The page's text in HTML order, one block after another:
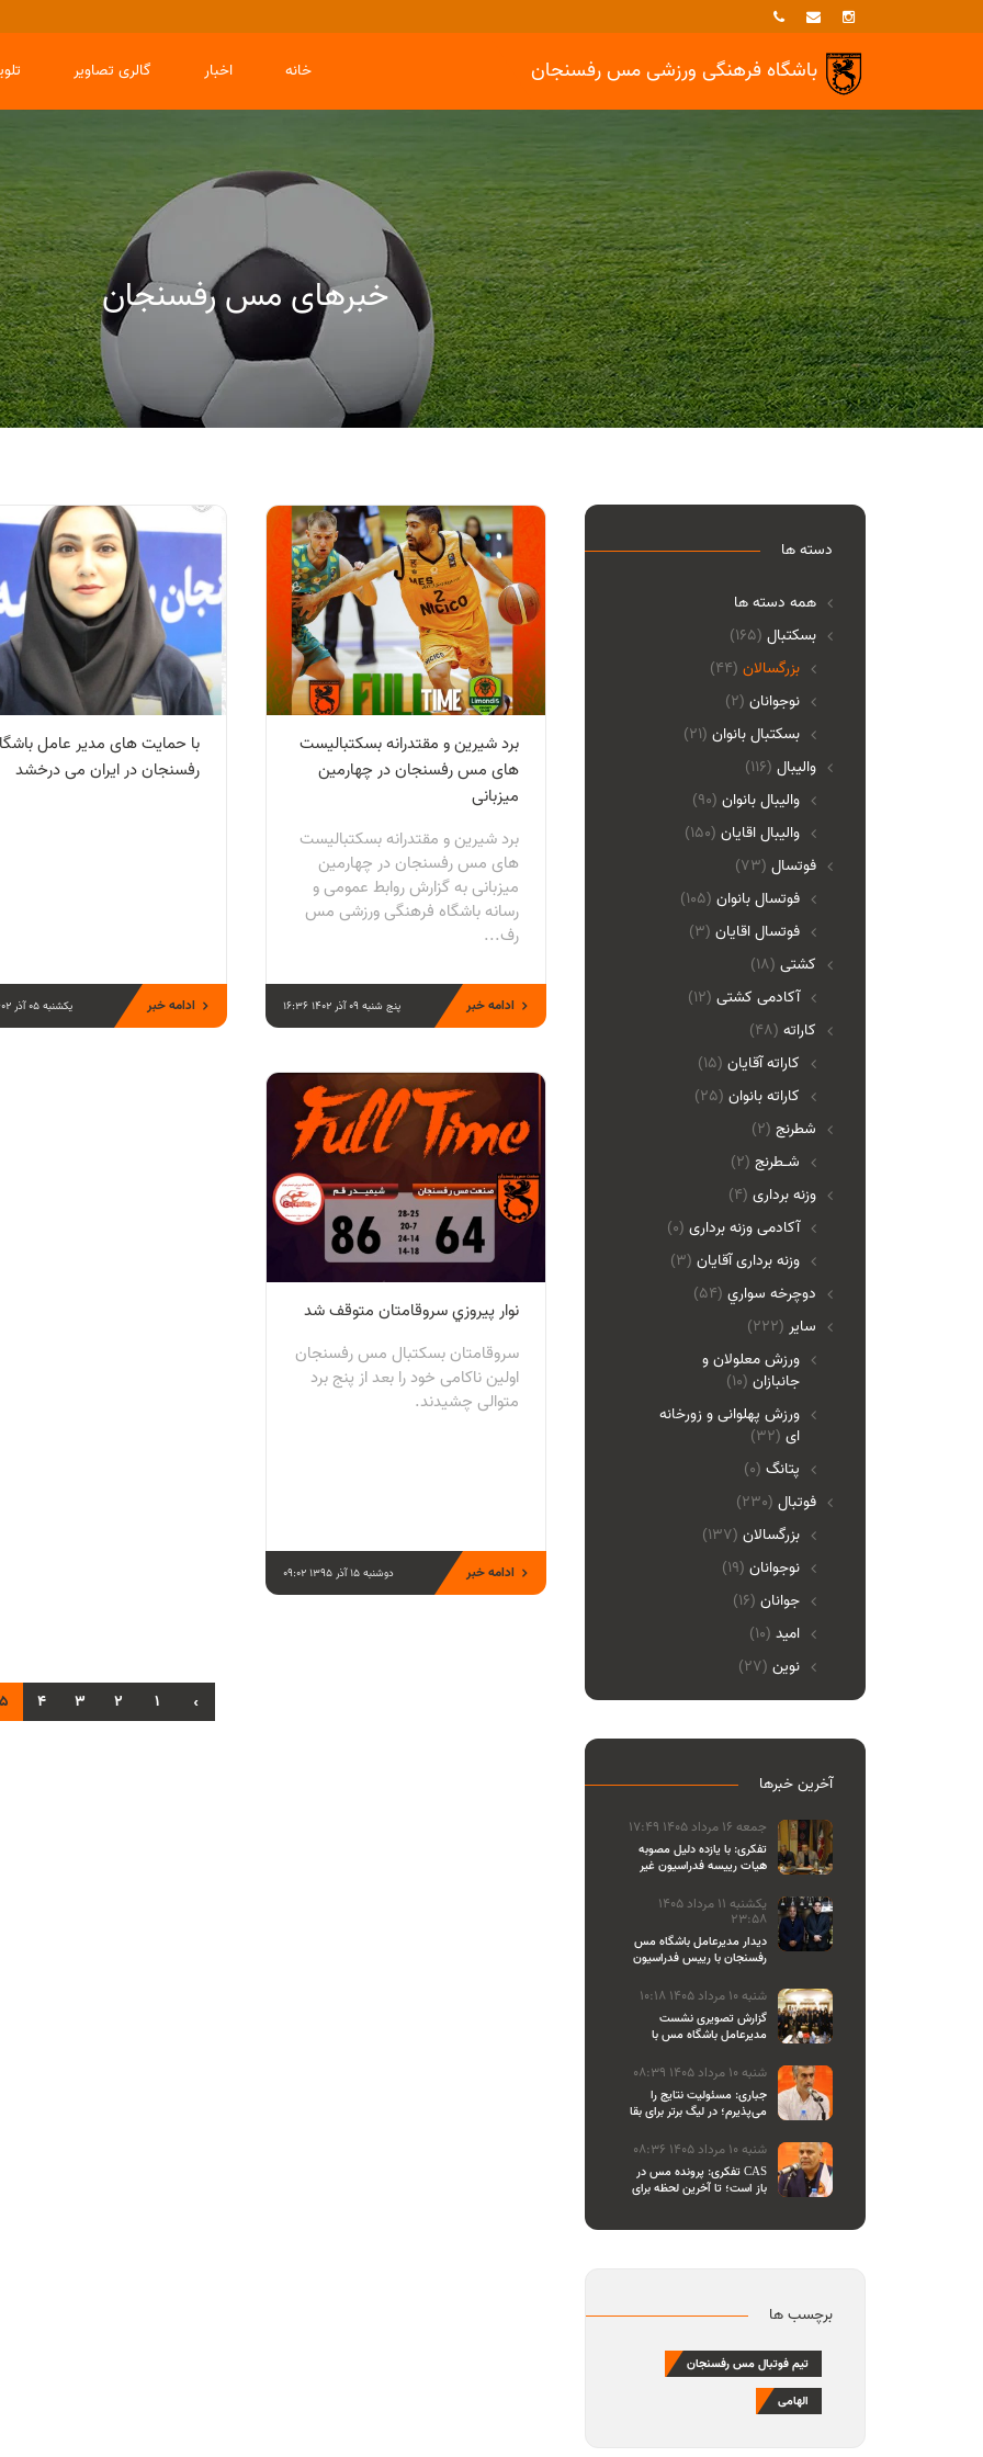
باشگاه فرهنگی ورزشیمس رفسنجان گالری تصاویر اخبار خانه
خبرهای مس رفسنجان
خبرها بزرگسالان
برد شیرین و مقتدرانه بسکتبالیست
های مس رفسنجان در چهارمین
میزبانی
برد شیرین و مقتدرانه بسکتبالیست
های مس رفسنجان در چهارمین
میزبانی به گزارش روابط عمومی و
رسانه باشگاه فرهنگی ورزشی مس
رف...
پنج شنبه 09 آذر 1402 16:36 ادامه خبر
با حمایت های مدیر عامل
رفسنجان در ایران می درخشد
یکشنبه 05 آذر 1402 13:22 ادامه خبر
نوار پيروزي سروقامتان متوقف شد
سروقامتان بسكتبال مس رفسنجان
اولين ناكامی خود را بعد از پنج برد
متوالی چشيدند.
دوشنبه 15 آذر 1395 09:02 ادامه خبر
‹
1
2
3
4
دسته ها
همه دسته ها
(165) بسکتبال
بزرگسالان (44)
نوجوانان (2)
بسکتبال بانوان (21)
(116) والیبال
واليبال بانوان (90)
واليبال اقايان (150)
(73) فوتسال
فوتسال بانوان (105)
فوتسال اقايان (3)
(18) کشتی
آکادمی کشتی (12)
(48) کاراته
کاراته آقایان (15)
کاراته بانوان (25)
(2) شطرنج
شـطرنج (2)
(4) وزنه برداری
آکادمی وزنه برداری (0)
وزنه برداری آقایان (3)
(54) دوچرخه سواري
(222) ساير
ورزش معلولان و
جانبازان (10)
ورزش پهلوانی و زورخانه
ای (32)
پتانگ (0)
(230) فوتبال
بزرگسالان (137)
نوجوانان (19)
جوانان (16)
امید (10)
نوین (27)
آخرین خبرها
جمعه 16 مرداد 1405 17:49
تفکری: با یازده دلیل مصوبه
هیات رییسه فدراسیون غیر
یکشنبه 11 مرداد 1405
23:58
دیدار مدیرعامل باشگاه مس
رفسنجان با رییس فدراسیون
شنبه 10 مرداد 1405 10:18
گزارش تصویری نشست
مدیرعامل باشگاه مس با
شنبه 10 مرداد 1405 08:39
جباری: مسئولیت نتایج را
می‌پذیرم؛ در لیگ برتر برای بقا
می‌جنگیم
شنبه 10 مرداد 1405 08:36
تفکری: پرونده مس در CAS
باز است؛ تا آخرین لحظه برای
برچسب ها
تیم فوتبال مس رفسنجان
الهامی